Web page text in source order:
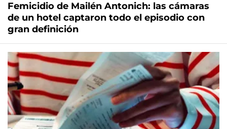
Femicidio de Mailén Antonich: las cámaras
de un hotel captaron todo el episodio con
gran definición